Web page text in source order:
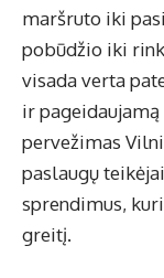
maršruto iki
pobūdžio iki
visada verta
ir
pervežimas
paslaugų
sprendimus,
greitį.